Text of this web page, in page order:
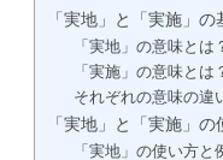
「実地」と「実施」の
「実地」の意味とは
「実施」の意味とは
それぞれの意味の違
「実地」と「実施」の
「実地」の使い方と